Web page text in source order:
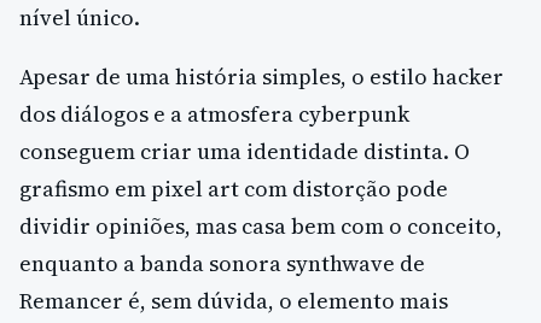
nível único.
Apesar de uma história simples, o estilo hacker
dos diálogos e a atmosfera cyberpunk
conseguem criar uma identidade distinta. O
grafismo em pixel art com distorção pode
dividir opiniões, mas casa bem com o conceito,
enquanto a banda sonora synthwave de
Remancer é, sem dúvida, o elemento mais